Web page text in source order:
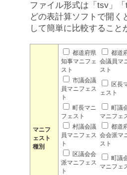
ファイル形式は「tsv」
どの表計算ソフトで開く
して簡単に比較すること
マニフ
ェスト
種別
都道府県
知事マニフェ
スト
都道
会議員マ
スト
市議会議
員マニフェス
ト
区長
ェスト
町長マニ
フェスト
町議
マニフェ
村議会議
員マニフェス
ト
都道
会会派マ
スト
区議会会
派マニフェス
ト
町議
マニフェ